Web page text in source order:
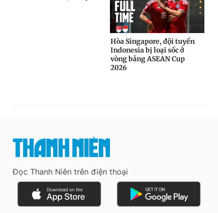
Đọc Thanh Niên trên điện thoại